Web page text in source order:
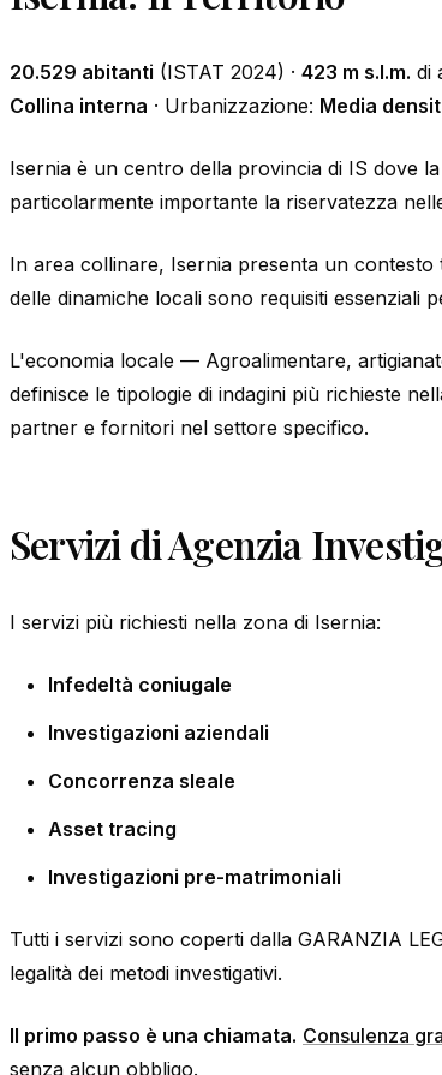
20.529 abitanti (ISTAT 2024) · 423 m s.l.m. di
Collina interna · Urbanizzazione: Media
Isernia è un centro della provincia di IS dove
particolarmente importante la riservatezza
In area collinare, Isernia presenta un
delle dinamiche locali sono requisiti essenziali
L'economia locale — Agroalimentare,
definisce le tipologie di indagini più richieste
partner e fornitori nel settore specifico.
Servizi di Agenzia
I servizi più richiesti nella zona di Isernia:
Infedeltà coniugale
Investigazioni aziendali
Concorrenza sleale
Asset tracing
Investigazioni pre-matrimoniali
Tutti i servizi sono coperti dalla GARANZIA
legalità dei metodi investigativi.
Il primo passo è una chiamata. Consulenza
senza alcun obbligo.